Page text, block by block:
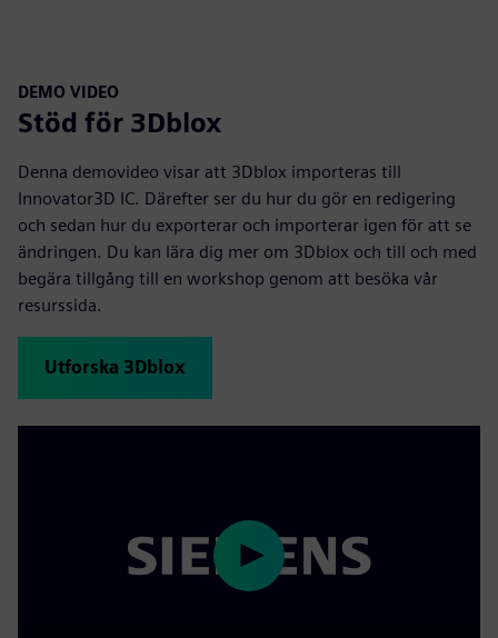
DEMO VIDEO
Stöd för 3Dblox
Denna demovideo visar att 3Dblox importeras till
Innovator3D IC. Därefter ser du hur du gör en redigering
och sedan hur du exporterar och importerar igen för att se
ändringen. Du kan lära dig mer om 3Dblox och till och med
begära tillgång till en workshop genom att besöka vår
resurssida.
Utforska 3Dblox
Play